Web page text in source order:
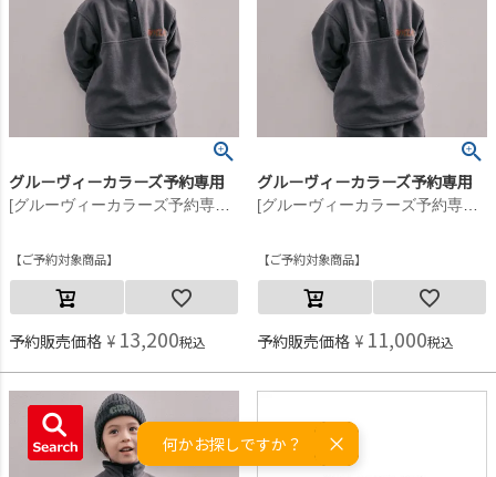
グルーヴィーカラーズ予約専用
[グルーヴィーカラーズ予約専用] GRVYCLRS フリース プルオーバー【11月入荷予定】 17CGRチャコール
ご予約対象商品
予約販売価格 ¥ 13,200税込
グルーヴィーカラーズ予約専用
[グルーヴィーカラーズ予約専用] GRVYCLRS フリース プルオーバー【11月入荷予定】 17CGRチャコール
ご予約対象商品
予約販売価格 ¥ 11,000税込
何かお探しですか？